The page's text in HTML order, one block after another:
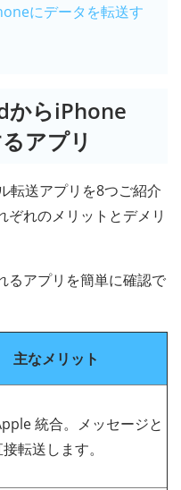
にデータを転送す
からiPhone
アプリ
送アプリを8つご紹介
ぞれのメリットとデメリ
るアプリを簡単に確認で
主なメリット
統合。メッセージと
転送します。